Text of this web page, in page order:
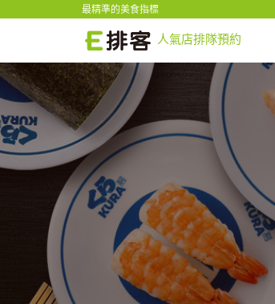
最精準的美食指標
人氣店排隊預約